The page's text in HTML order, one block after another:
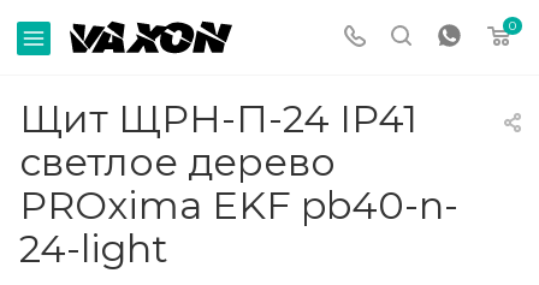
0
Щит ЩРН-П-24 IP41
светлое дерево
PROxima EKF pb40-n-
24-light